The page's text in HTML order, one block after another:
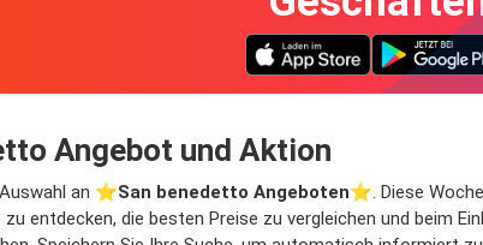
Angebot und Aktion
an ⭐️San benedetto Angeboten⭐️. Diese
entdecken, die besten Preise zu vergleichen und beim